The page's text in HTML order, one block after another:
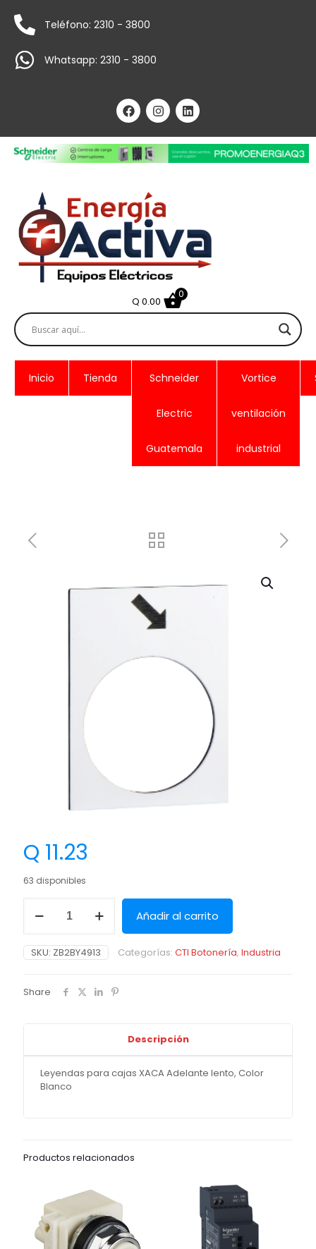
Teléfono: 2310 - 3800
Whatsapp: 2310 - 3800
Q 0.00
0
Inicio Tienda Schneider
Electric
Guatemala
Vortice
ventilación
industrial
Q 11.23
63 disponibles
Añadir al carrito
SKU: ZB2BY4913 Categorías: CTI Botonería, Industria
Share
Descripción
Leyendas para cajas XACA Adelante lento, Color
Blanco
Productos relacionados